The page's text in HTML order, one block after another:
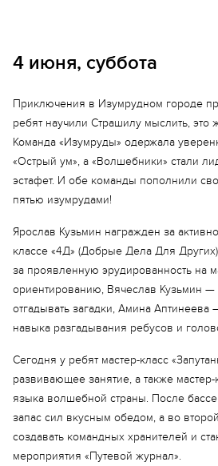
Еще 6 фото
4 июня, суббота
Приключения в Изумрудном городе
ребят научили Страшилу мыслить, это
Команда «Изумруды» одержала
«Острый ум», а «Волшебники» стали
эстафет. И обе команды пополнили
пятью изумрудами!
Ярослав Кузьмин награжден за
классе «4Д» (Добрые Дела Для
за проявленную эрудированность на
ориентированию, Вячеслав Кузьмин
отгадывать загадки, Амина
навыка разгадывания ребусов и
Сегодня у ребят мастер-класс
развивающее занятие, а также
языка волшебной страны. После
запас сил вкусным обедом, а во
создавать командных хранителей и
мероприятия «Путевой журнал».